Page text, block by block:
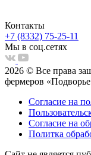
Контакты
+7 (8332) 75-25-11
Мы в соц.сетях
2026 © Все права
фермеров
Согласие на
Согласие на
Политка